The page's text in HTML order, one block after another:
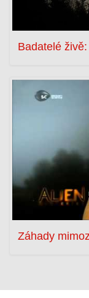
Badatelé
Záhady